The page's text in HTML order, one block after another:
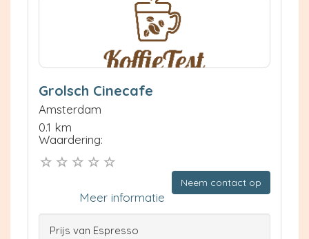
Grolsch Cinecafe
Amsterdam
0.1 km
Waardering:
Neem contact op
Meer informatie
Prijs van Espresso